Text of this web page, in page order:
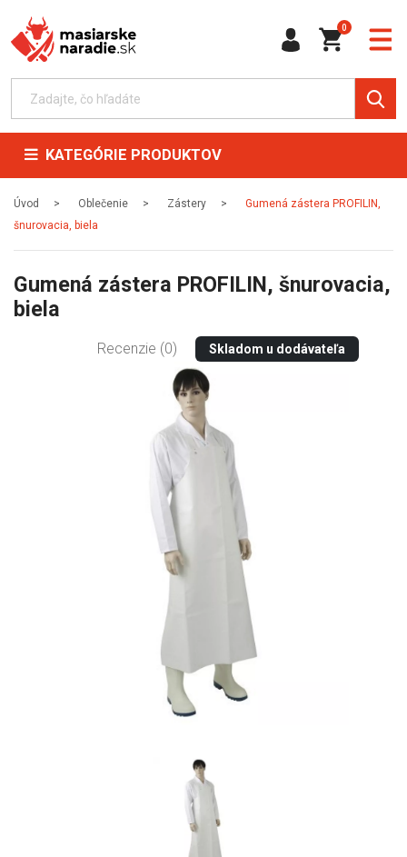
0
KATEGÓRIE PRODUKTOV
Úvod Oblečenie Zástery
Gumená zástera PROFILIN,
šnurovacia, biela
Gumená zástera PROFILIN, šnurovacia,
biela
Recenzie (0) Skladom u dodávateľa